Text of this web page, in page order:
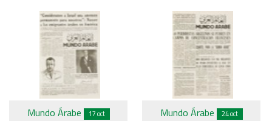
Mundo Árabe 17 oct Mundo Árabe 24 oct